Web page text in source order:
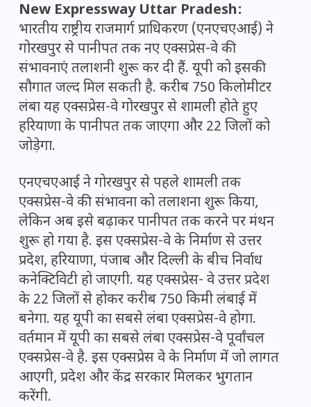
New Expressway Uttar Pradesh:
भारतीय राष्ट्रीय राजमार्ग प्राधिकरण (एनएचएआई) ने
गोरखपुर से पानीपत तक नए एक्सप्रेस-वे की
संभावनाएं तलाशनी शुरू कर दी हैं. यूपी को इसकी
सौगात जल्द मिल सकती है. करीब 750 किलोमीटर
लंबा यह एक्सप्रेस-वे गोरखपुर से शामली होते हुए
हरियाणा के पानीपत तक जाएगा और 22 जिलों को
जोड़ेगा.
एनएचएआई ने गोरखपुर से पहले शामली तक
एक्सप्रेस-वे की संभावना को तलाशना शुरू किया,
लेकिन अब इसे बढ़ाकर पानीपत तक करने पर मंथन
शुरू हो गया है. इस एक्सप्रेस-वे के निर्माण से उत्तर
प्रदेश, हरियाणा, पंजाब और दिल्ली के बीच निर्वाध
कनेक्टिविटी हो जाएगी. यह एक्सप्रेस- वे उत्तर प्रदेश
के 22 जिलों से होकर करीब 750 किमी लंबाई में
बनेगा. यह यूपी का सबसे लंबा एक्सप्रेस-वे होगा.
वर्तमान में यूपी का सबसे लंबा एक्सप्रेस-वे पूर्वांचल
एक्सप्रेस-वे है. इस एक्सप्रेस वे के निर्माण में जो लागत
आएगी, प्रदेश और केंद्र सरकार मिलकर भुगतान
करेंगी.